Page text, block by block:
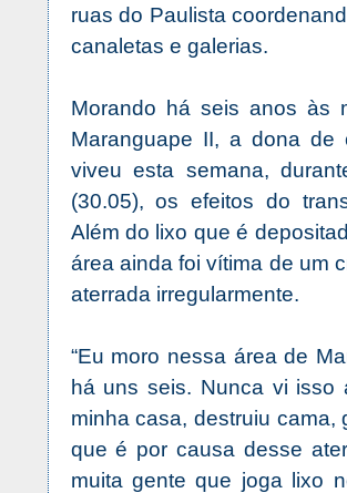
ruas do Paulista
canaletas e galerias.
Morando há seis anos às
Maranguape II, a dona de
viveu esta semana,
(30.05), os efeitos do
Além do lixo que é
área ainda foi vítima de um
aterrada irregularmente.
“Eu moro nessa área de
há uns seis. Nunca vi isso
minha casa, destruiu cama,
que é por causa desse
muita gente que joga lixo